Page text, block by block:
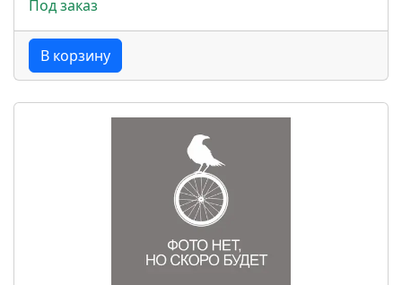
Под заказ
В корзину